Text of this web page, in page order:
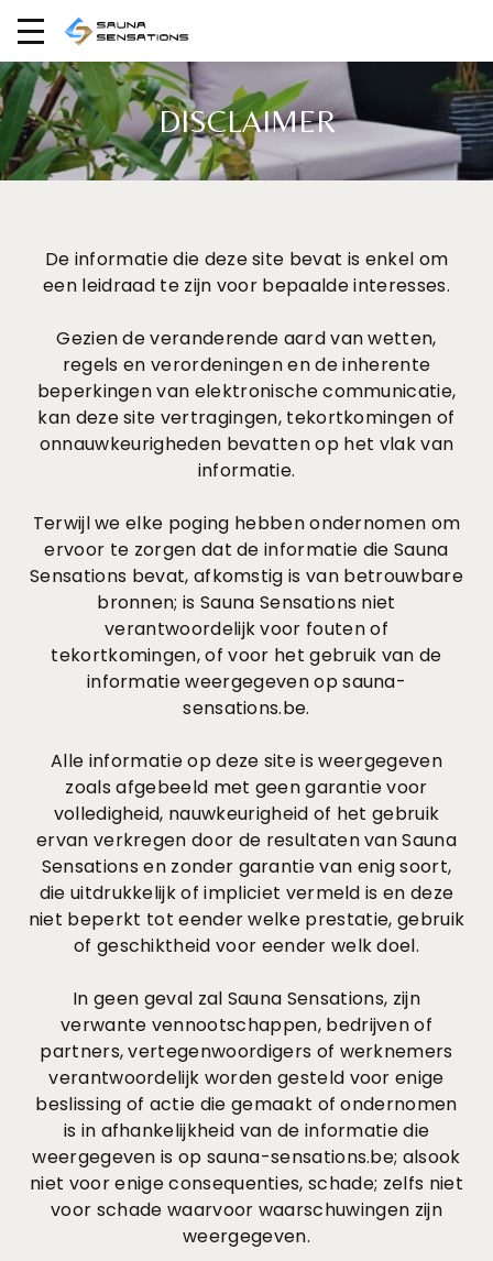
DISCLAIMER
De informatie die deze site bevat is enkel om
een leidraad te zijn voor bepaalde interesses.
Gezien de veranderende aard van wetten,
regels en verordeningen en de inherente
beperkingen van elektronische communicatie,
kan deze site vertragingen, tekortkomingen of
onnauwkeurigheden bevatten op het vlak van
informatie.
Terwijl we elke poging hebben ondernomen om
ervoor te zorgen dat de informatie die Sauna
Sensations bevat, afkomstig is van betrouwbare
bronnen; is Sauna Sensations niet
verantwoordelijk voor fouten of
tekortkomingen, of voor het gebruik van de
informatie weergegeven op sauna-
sensations.be.
Alle informatie op deze site is weergegeven
zoals afgebeeld met geen garantie voor
volledigheid, nauwkeurigheid of het gebruik
ervan verkregen door de resultaten van Sauna
Sensations en zonder garantie van enig soort,
die uitdrukkelijk of impliciet vermeld is en deze
niet beperkt tot eender welke prestatie, gebruik
of geschiktheid voor eender welk doel.
In geen geval zal Sauna Sensations, zijn
verwante vennootschappen, bedrijven of
partners, vertegenwoordigers of werknemers
verantwoordelijk worden gesteld voor enige
beslissing of actie die gemaakt of ondernomen
is in afhankelijkheid van de informatie die
weergegeven is op sauna-sensations.be; alsook
niet voor enige consequenties, schade; zelfs niet
voor schade waarvoor waarschuwingen zijn
weergegeven.